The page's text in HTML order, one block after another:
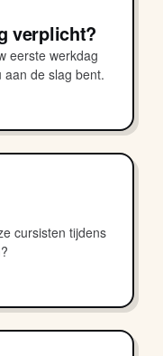
verplicht?
eerste werkdag
de slag bent.
cursisten tijdens